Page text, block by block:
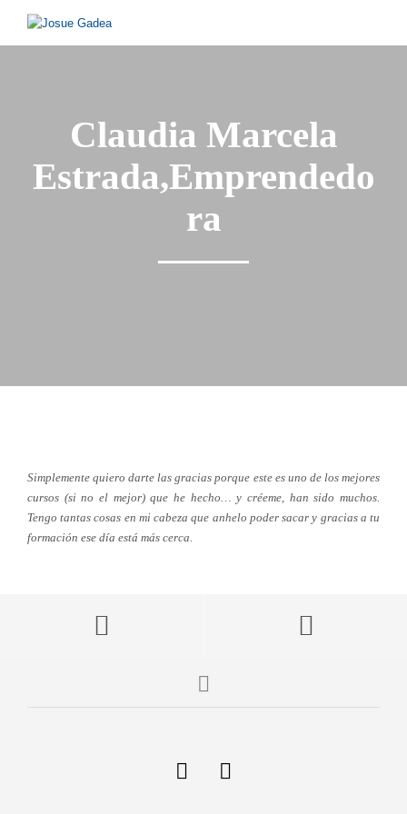
Claudia Marcela
Estrada,Emprendedo
ra
Simplemente quiero darte las gracias porque este es uno de los mejores
cursos (si no el mejor) que he hecho… y créeme, han sido muchos.
Tengo tantas cosas en mi cabeza que anhelo poder sacar y gracias a tu
formación ese día está más cerca.